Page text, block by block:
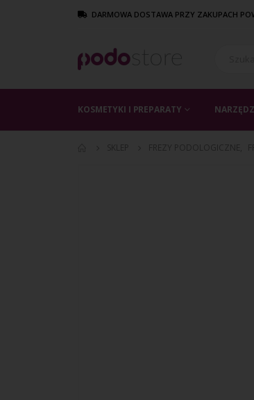
DARMOWA DOSTAWA PRZY ZAKUPACH
KOSMETYKI I PREPARATY